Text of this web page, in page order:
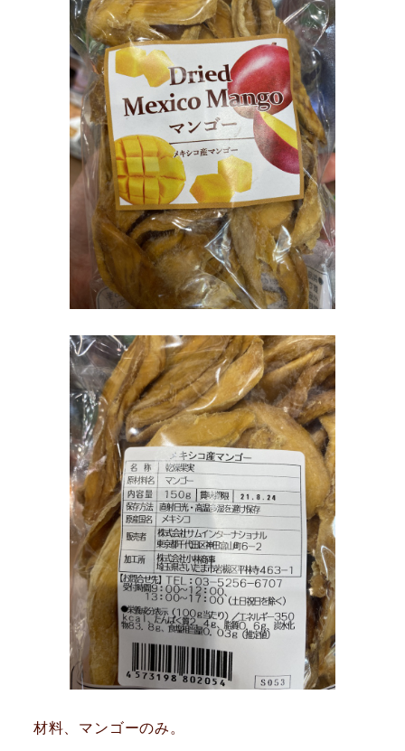
材料、マンゴーのみ。